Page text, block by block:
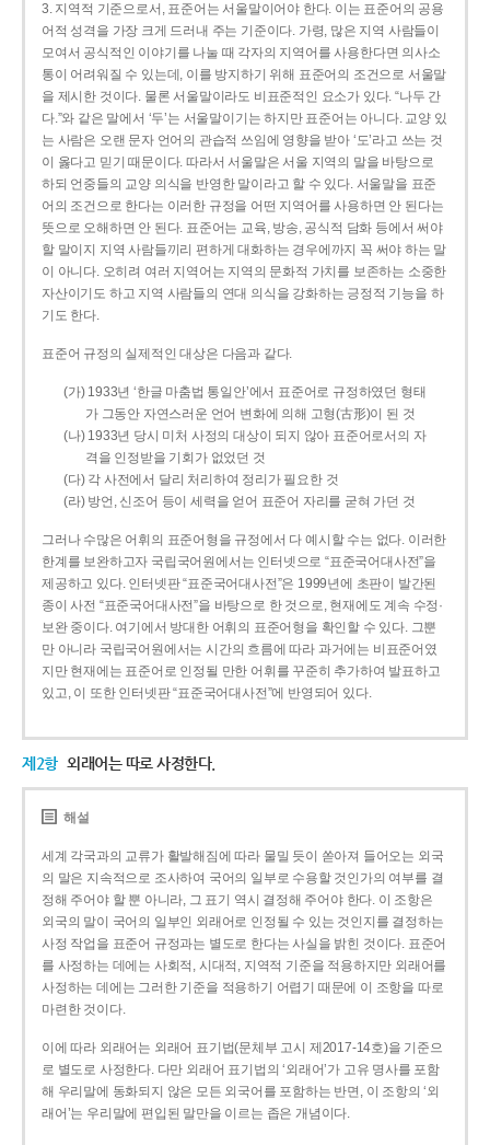
3. 지역적 기준으로서, 표준어는 서울말이어야 한다. 이는 표준어의 공용
어적 성격을 가장 크게 드러내 주는 기준이다. 가령, 많은 지역 사람들이
모여서 공식적인 이야기를 나눌 때 각자의 지역어를 사용한다면 의사소
통이 어려워질 수 있는데, 이를 방지하기 위해 표준어의 조건으로 서울말
을 제시한 것이다. 물론 서울말이라도 비표준적인 요소가 있다. “나두 간
다.”와 같은 말에서 ‘두’는 서울말이기는 하지만 표준어는 아니다. 교양 있
는 사람은 오랜 문자 언어의 관습적 쓰임에 영향을 받아 ‘도’라고 쓰는 것
이 옳다고 믿기 때문이다. 따라서 서울말은 서울 지역의 말을 바탕으로
하되 언중들의 교양 의식을 반영한 말이라고 할 수 있다. 서울말을 표준
어의 조건으로 한다는 이러한 규정을 어떤 지역어를 사용하면 안 된다는
뜻으로 오해하면 안 된다. 표준어는 교육, 방송, 공식적 담화 등에서 써야
할 말이지 지역 사람들끼리 편하게 대화하는 경우에까지 꼭 써야 하는 말
이 아니다. 오히려 여러 지역어는 지역의 문화적 가치를 보존하는 소중한
자산이기도 하고 지역 사람들의 연대 의식을 강화하는 긍정적 기능을 하
기도 한다.
표준어 규정의 실제적인 대상은 다음과 같다.
(가) 1933년 ‘한글 마춤법 통일안’에서 표준어로 규정하였던 형태
가 그동안 자연스러운 언어 변화에 의해 고형(古形)이 된 것
(나) 1933년 당시 미처 사정의 대상이 되지 않아 표준어로서의 자
격을 인정받을 기회가 없었던 것
(다) 각 사전에서 달리 처리하여 정리가 필요한 것
(라) 방언, 신조어 등이 세력을 얻어 표준어 자리를 굳혀 가던 것
그러나 수많은 어휘의 표준어형을 규정에서 다 예시할 수는 없다. 이러한
한계를 보완하고자 국립국어원에서는 인터넷으로 “표준국어대사전”을
제공하고 있다. 인터넷판 “표준국어대사전”은 1999년에 초판이 발간된
종이 사전 “표준국어대사전”을 바탕으로 한 것으로, 현재에도 계속 수정·
보완 중이다. 여기에서 방대한 어휘의 표준어형을 확인할 수 있다. 그뿐
만 아니라 국립국어원에서는 시간의 흐름에 따라 과거에는 비표준어였
지만 현재에는 표준어로 인정될 만한 어휘를 꾸준히 추가하여 발표하고
있고, 이 또한 인터넷판 “표준국어대사전”에 반영되어 있다.
제2항 외래어는 따로 사정한다.
해설
세계 각국과의 교류가 활발해짐에 따라 물밀 듯이 쏟아져 들어오는 외국
의 말은 지속적으로 조사하여 국어의 일부로 수용할 것인가의 여부를 결
정해 주어야 할 뿐 아니라, 그 표기 역시 결정해 주어야 한다. 이 조항은
외국의 말이 국어의 일부인 외래어로 인정될 수 있는 것인지를 결정하는
사정 작업을 표준어 규정과는 별도로 한다는 사실을 밝힌 것이다. 표준어
를 사정하는 데에는 사회적, 시대적, 지역적 기준을 적용하지만 외래어를
사정하는 데에는 그러한 기준을 적용하기 어렵기 때문에 이 조항을 따로
마련한 것이다.
이에 따라 외래어는 외래어 표기법(문체부 고시 제2017-14호)을 기준으
로 별도로 사정한다. 다만 외래어 표기법의 ‘외래어’가 고유 명사를 포함
해 우리말에 동화되지 않은 모든 외국어를 포함하는 반면, 이 조항의 ‘외
래어’는 우리말에 편입된 말만을 이르는 좁은 개념이다.